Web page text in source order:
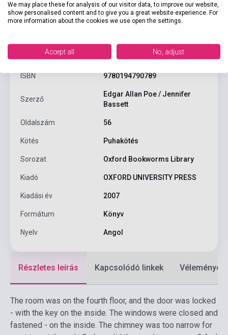
Termékjellemzők
ISBN 9780194790789
Szerző
Edgar Allan Poe / Jennifer
Bassett
Oldalszám 56
Kötés Puhakötés
Sorozat Oxford Bookworms Library
Kiadó OXFORD UNIVERSITY PRESS
Kiadási év 2007
Formátum Könyv
Nyelv Angol
Részletes leírás Kapcsolódó linkek Vélemények
The room was on the fourth floor, and the door was locked
- with the key on the inside. The windows were closed and
fastened - on the inside. The chimney was too narrow for
We may place these for analysis of our visitor data, to improve our website,
show personalised content and to give you a great website experience. For
more information about the cookies we use open the settings.
Accept all No, adjust